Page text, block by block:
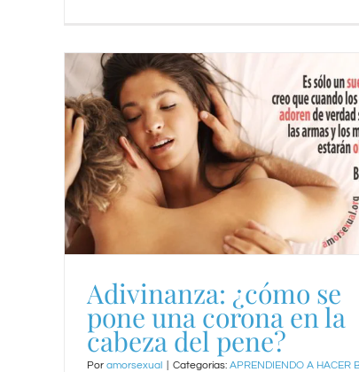
Adivinanza: ¿cómo se
pone una corona en la
cabeza del pene?
Por amorsexual Categorías: APRENDIENDO A HACER